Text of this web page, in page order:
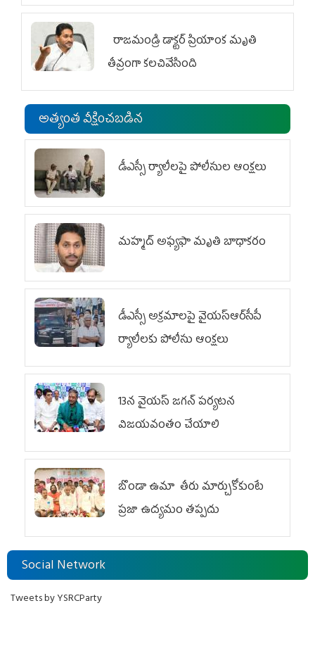
రాజమండ్రి డాక్టర్‌ ప్రియాంక మృతి
తీవ్రంగా కలచివేసింది
అత్యంత వీక్షించబడిన
డీఎస్సీ ర్యాలీలపై పోలీసుల ఆంక్షలు
మహ్మద్‌ అఫ్యఫా మృతి బాధాకరం
డీఎస్సీ అక్రమాలపై వైయ‌స్ఆర్‌సీపీ
ర్యాలీలకు పోలీసు ఆంక్షలు
13న వైయస్‌ జగన్‌ పర్యటన
విజయవంతం చేయాలి
బొండా ఉమా తీరు మార్చుకోకుంటే
ప్రజా ఉద్యమం తప్పదు
Social Network
Tweets by YSRCParty